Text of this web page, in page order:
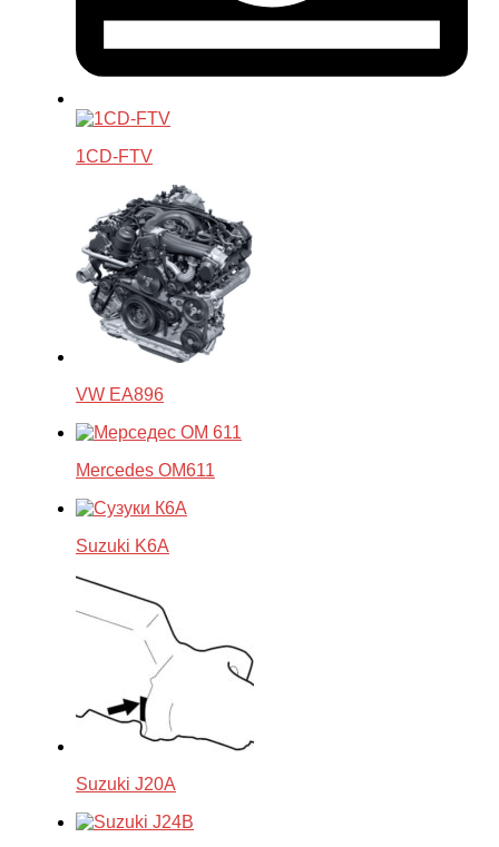
1CD-FTV
VW EA896
Mercedes OM611
Suzuki K6A
Suzuki J20A